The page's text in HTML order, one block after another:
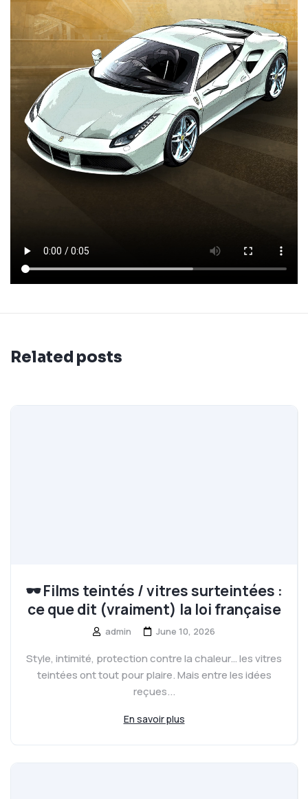
Related posts
🕶️ Films teintés / vitres surteintées :
ce que dit (vraiment) la loi française
admin June 10, 2026
Style, intimité, protection contre la chaleur… les vitres
teintées ont tout pour plaire. Mais entre les idées
reçues...
En savoir plus